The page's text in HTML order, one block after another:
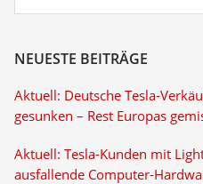
NEUESTE BEITRÄGE
Aktuell: Deutsche Tesla-
gesunken – Rest Europas
Aktuell: Tesla-Kunden mit
ausfallende Computer-